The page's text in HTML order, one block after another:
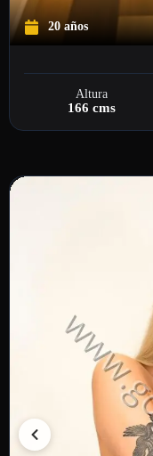
20 años
Altura
166 cms